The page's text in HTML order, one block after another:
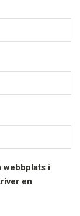
webbplats i
en